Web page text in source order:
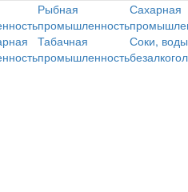
Рыбная
промышленность
Сахарная
Табачная
промышленность
Соки,